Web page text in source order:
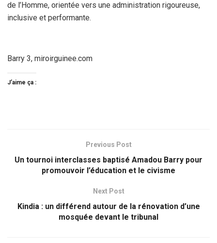
de l’Homme, orientée vers une administration rigoureuse,
inclusive et performante.
Barry 3, miroirguinee.com
J’aime ça :
Previous Post
Un tournoi interclasses baptisé Amadou Barry pour
promouvoir l’éducation et le civisme
Next Post
Kindia : un différend autour de la rénovation d’une
mosquée devant le tribunal